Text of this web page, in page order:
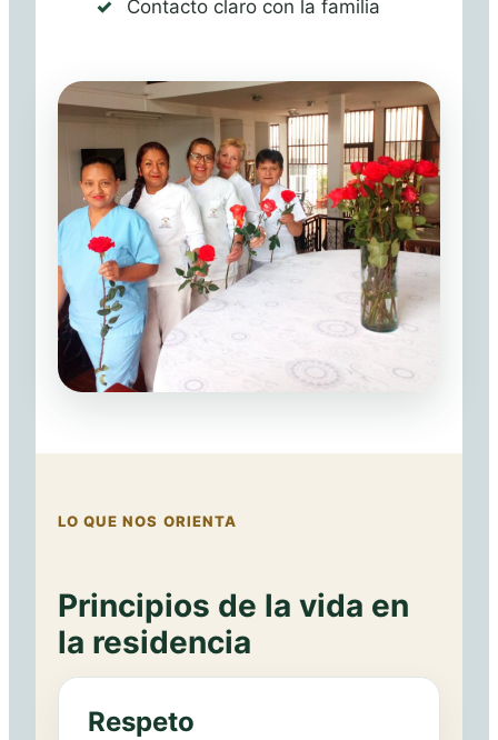
Contacto claro con la familia
LO QUE NOS ORIENTA
Principios de la vida en
la residencia
Respeto